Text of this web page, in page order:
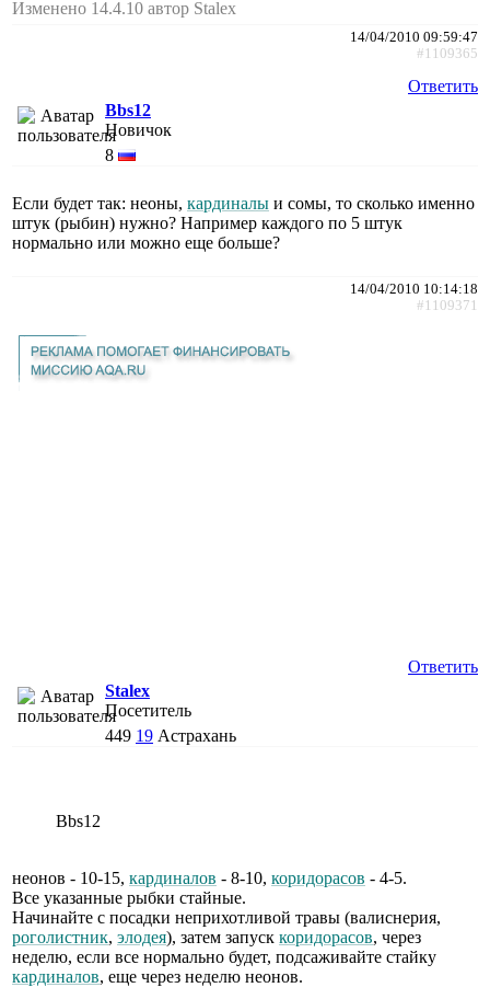
Изменено 14.4.10 автор Stalex
14/04/2010 09:59:47
#1109365
Ответить
Bbs12
Новичок
8
Если будет так: неоны, кардиналы и сомы, то сколько именно
штук (рыбин) нужно? Например каждого по 5 штук
нормально или можно еще больше?
14/04/2010 10:14:18
#1109371
Ответить
Stalex
Посетитель
449 19 Астрахань
Bbs12
неонов - 10-15, кардиналов - 8-10, коридорасов - 4-5.
Все указанные рыбки стайные.
Начинайте с посадки неприхотливой травы (валиснерия,
роголистник, элодея), затем запуск коридорасов, через
неделю, если все нормально будет, подсаживайте стайку
кардиналов, еще через неделю неонов.